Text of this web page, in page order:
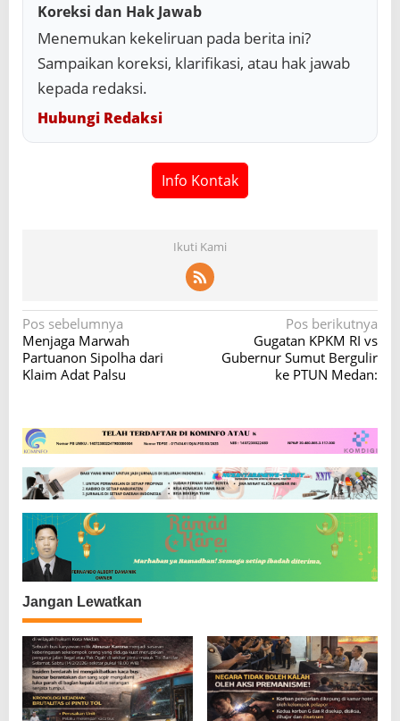
Koreksi dan Hak Jawab
Menemukan kekeliruan pada berita ini?
Sampaikan koreksi, klarifikasi, atau hak jawab
kepada redaksi.
Hubungi Redaksi
Info Kontak
Ikuti Kami
N
a
v
g
a
s
i
p
o
s
Pos sebelumnya
Menjaga Marwah
Partuanon Sipolha dari
Klaim Adat Palsu
Pos berikutnya
Gugatan KPKM RI vs
Gubernur Sumut Bergulir
ke PTUN Medan:
Jangan Lewatkan